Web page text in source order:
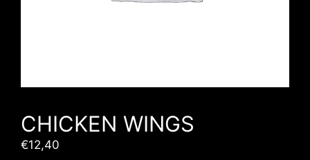
CHICKEN WINGS
€12,40